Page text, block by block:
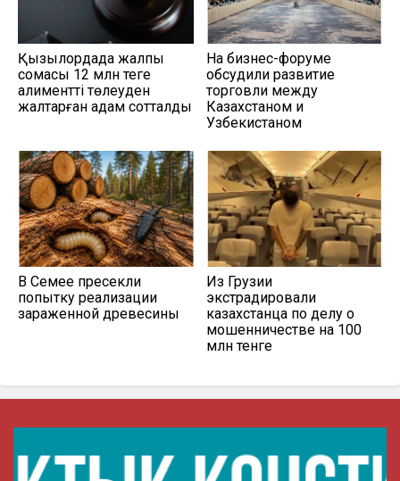
Қызылордада жалпы
сомасы 12 млн теңге
алиментті төлеуден
жалтарған адам сотталды
На бизнес-форуме
обсудили развитие
торговли между
Казахстаном и
Узбекистаном
В Семее пресекли
попытку реализации
зараженной древесины
Из Грузии
экстрадировали
казахстанца по делу о
мошенничестве на 100
млн тенге